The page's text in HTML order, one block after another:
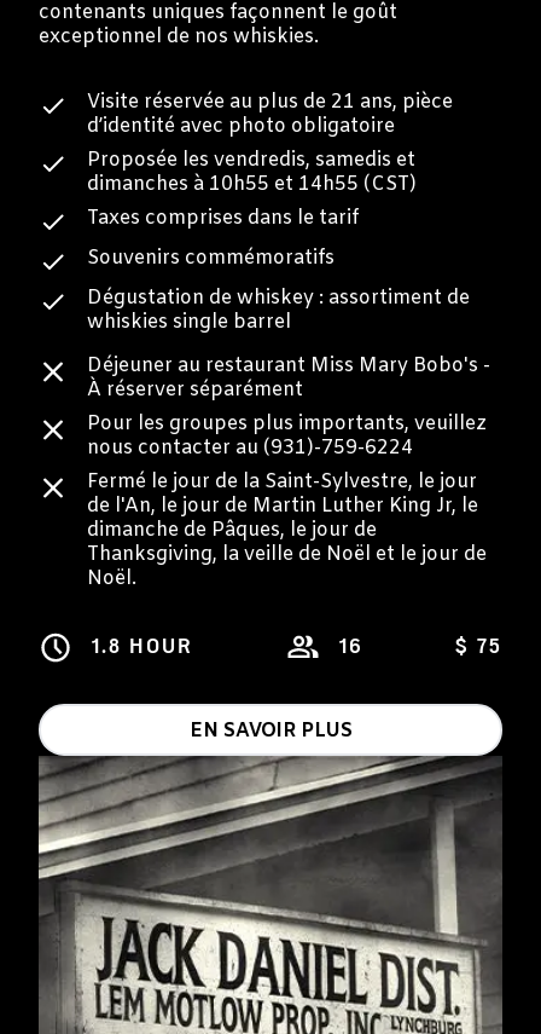
contenants uniques façonnent le goût
exceptionnel de nos whiskies.
Visite réservée au plus de 21 ans, pièce
d’identité avec photo obligatoire
Proposée les vendredis, samedis et
dimanches à 10h55 et 14h55 (CST)
Taxes comprises dans le tarif
Souvenirs commémoratifs
Dégustation de whiskey : assortiment de
whiskies single barrel
Déjeuner au restaurant Miss Mary Bobo's -
À réserver séparément
Pour les groupes plus importants, veuillez
nous contacter au (931)-759-6224
Fermé le jour de la Saint-Sylvestre, le jour
de l'An, le jour de Martin Luther King Jr, le
dimanche de Pâques, le jour de
Thanksgiving, la veille de Noël et le jour de
Noël.
1.8 HOUR 16 $ 75
EN SAVOIR PLUS